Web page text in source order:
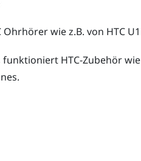
Ohrhörer wie z.B. von HTC
funktioniert HTC-Zubehör